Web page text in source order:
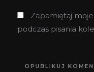
Zapamiętaj
podczas pisania